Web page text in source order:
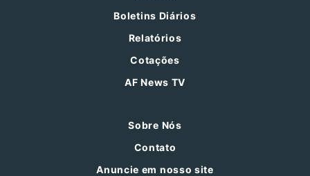
Boletins Diários
Relatórios
Cotações
AF News TV
Sobre Nós
Contato
Anuncie em nosso site